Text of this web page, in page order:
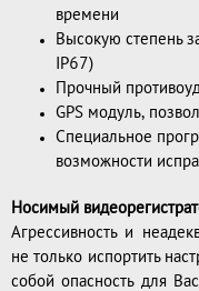
времени
Высокую степень
IP67)
Прочный
GPS модуль,
Специальное
возможности
Носимый
Агрессивность и
не только испортить
собой опасность для